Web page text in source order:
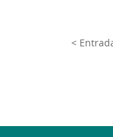
<